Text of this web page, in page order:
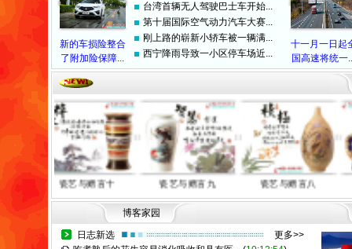
新的车损险整合
了附加险保障...
台湾首辆无人驾驶巴士车开始...
第十届国际空气动力汽车大赛...
刚上路的崭新小轿车被一辆满...
西宁降雨导致一小区停车场近...
十一月一日起
国高速将统一
瓷艺与赠言十 瓷艺与赠言九 瓷艺与赠言八
博客家园
日志新选
更多>>